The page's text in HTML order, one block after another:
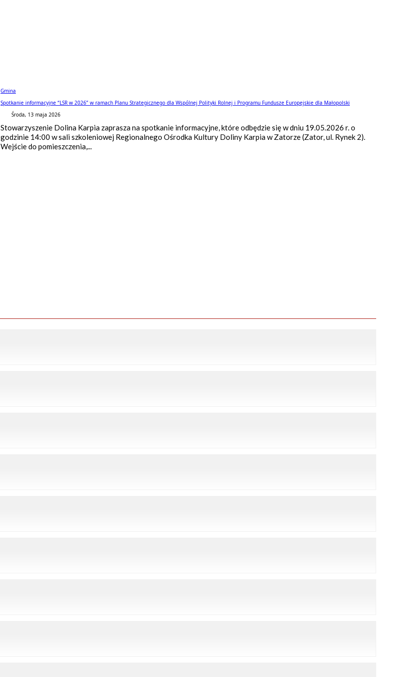
Gmina
Spotkanie informacyjne “LSR w 2026” w ramach Planu Strategicznego dla Wspólnej Polityki Rolnej i Programu Fundusze Europejskie dla Małopolski
Środa, 13 maja 2026
Stowarzyszenie Dolina Karpia zaprasza na spotkanie informacyjne, które odbędzie się w dniu 19.05.2026 r. o
godzinie 14:00 w sali szkoleniowej Regionalnego Ośrodka Kultury Doliny Karpia w Zatorze (Zator, ul. Rynek 2).
Wejście do pomieszczenia,...